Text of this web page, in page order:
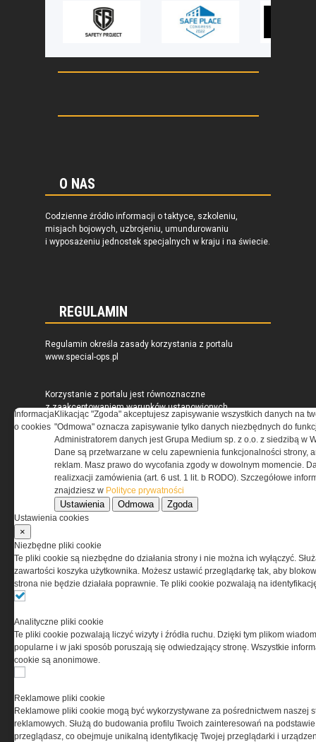
O NAS
Codzienne źródło informacji o taktyce, szkoleniu,
misjach bojowych, uzbrojeniu, umundurowaniu
i wyposażeniu jednostek specjalnych w kraju i na świecie.
REGULAMIN
Regulamin określa zasady korzystania z portalu
www.special-ops.pl
Korzystanie z portalu jest równoznaczne
z zaakceptowaniem warunków ustanowionych
przez Grupa MEDIUM Spółka z ograniczoną
odpowiedzialnością Spółka komandytowa, nr KRS:
0000537655, NIP 1132860378, REGON 146393437
(zwana dalej Grupa MEDIUM) w postaci Regulaminu.
Przeczytaj regulamin
PRYWATNOŚĆ
w celu świadczenia usług na najwyższym poziomie,
w tym w sposób dostosowany do indywidualnych potrzeb.
Korzystanie z witryny bez zmiany ustawień dotyczących
cookies oznacza, że będą one zamieszczane w Twoim
cookies. Nim Państwo zaczną korzystać z naszego
serwisu prosimy o zapoznanie się z nasząpolityką
prywatności orazinformacją o cookies.
Informacja
o cookies
Klikacjąc "Zgoda" akceptujesz zapisywanie wszystkich danych na
"Odmowa" oznacza zapisywanie tylko danych niezbędnych do
Administratorem danych jest Grupa Medium sp. z o.o. z siedzibą w
Dane są przetwarzane w celu zapewnienia funkcjonalności strony,
reklam. Masz prawo do wycofania zgody w dowolnym momencie.
realizxacji zamówienia (art. 6 ust. 1 lit. b RODO). Szczegółowe
znajdziesz w Polityce prywatności
Ustawienia Odmowa Zgoda
Ustawienia cookies
×
Niezbędne pliki cookie
Te pliki cookie są niezbędne do działania strony i nie można ich wyłączyć.
zawartości koszyka użytkownika. Możesz ustawić przeglądarkę tak, aby
strona nie będzie działała poprawnie. Te pliki cookie pozwalają na
Analityczne pliki cookie
Te pliki cookie pozwalają liczyć wizyty i źródła ruchu. Dzięki tym plikom
popularne i w jaki sposób poruszają się odwiedzający stronę. Wszystkie
cookie są anonimowe.
Reklamowe pliki cookie
Reklamowe pliki cookie mogą być wykorzystywane za pośrednictwem naszej
reklamowych. Służą do budowania profilu Twoich zainteresowań na
przeglądasz, co obejmuje unikalną identyfikację Twojej przeglądarki i